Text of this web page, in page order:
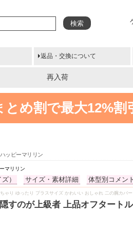
検索
返品・交換について
再入荷
め割で最大12%割
ッピーマリリン
マリリン
） サイズ・素材詳細 体型別コメント
ゃり ゆったり プラスサイズ かわいい おしゃれ 二の腕カバ
すのが上級者 上品オフタート